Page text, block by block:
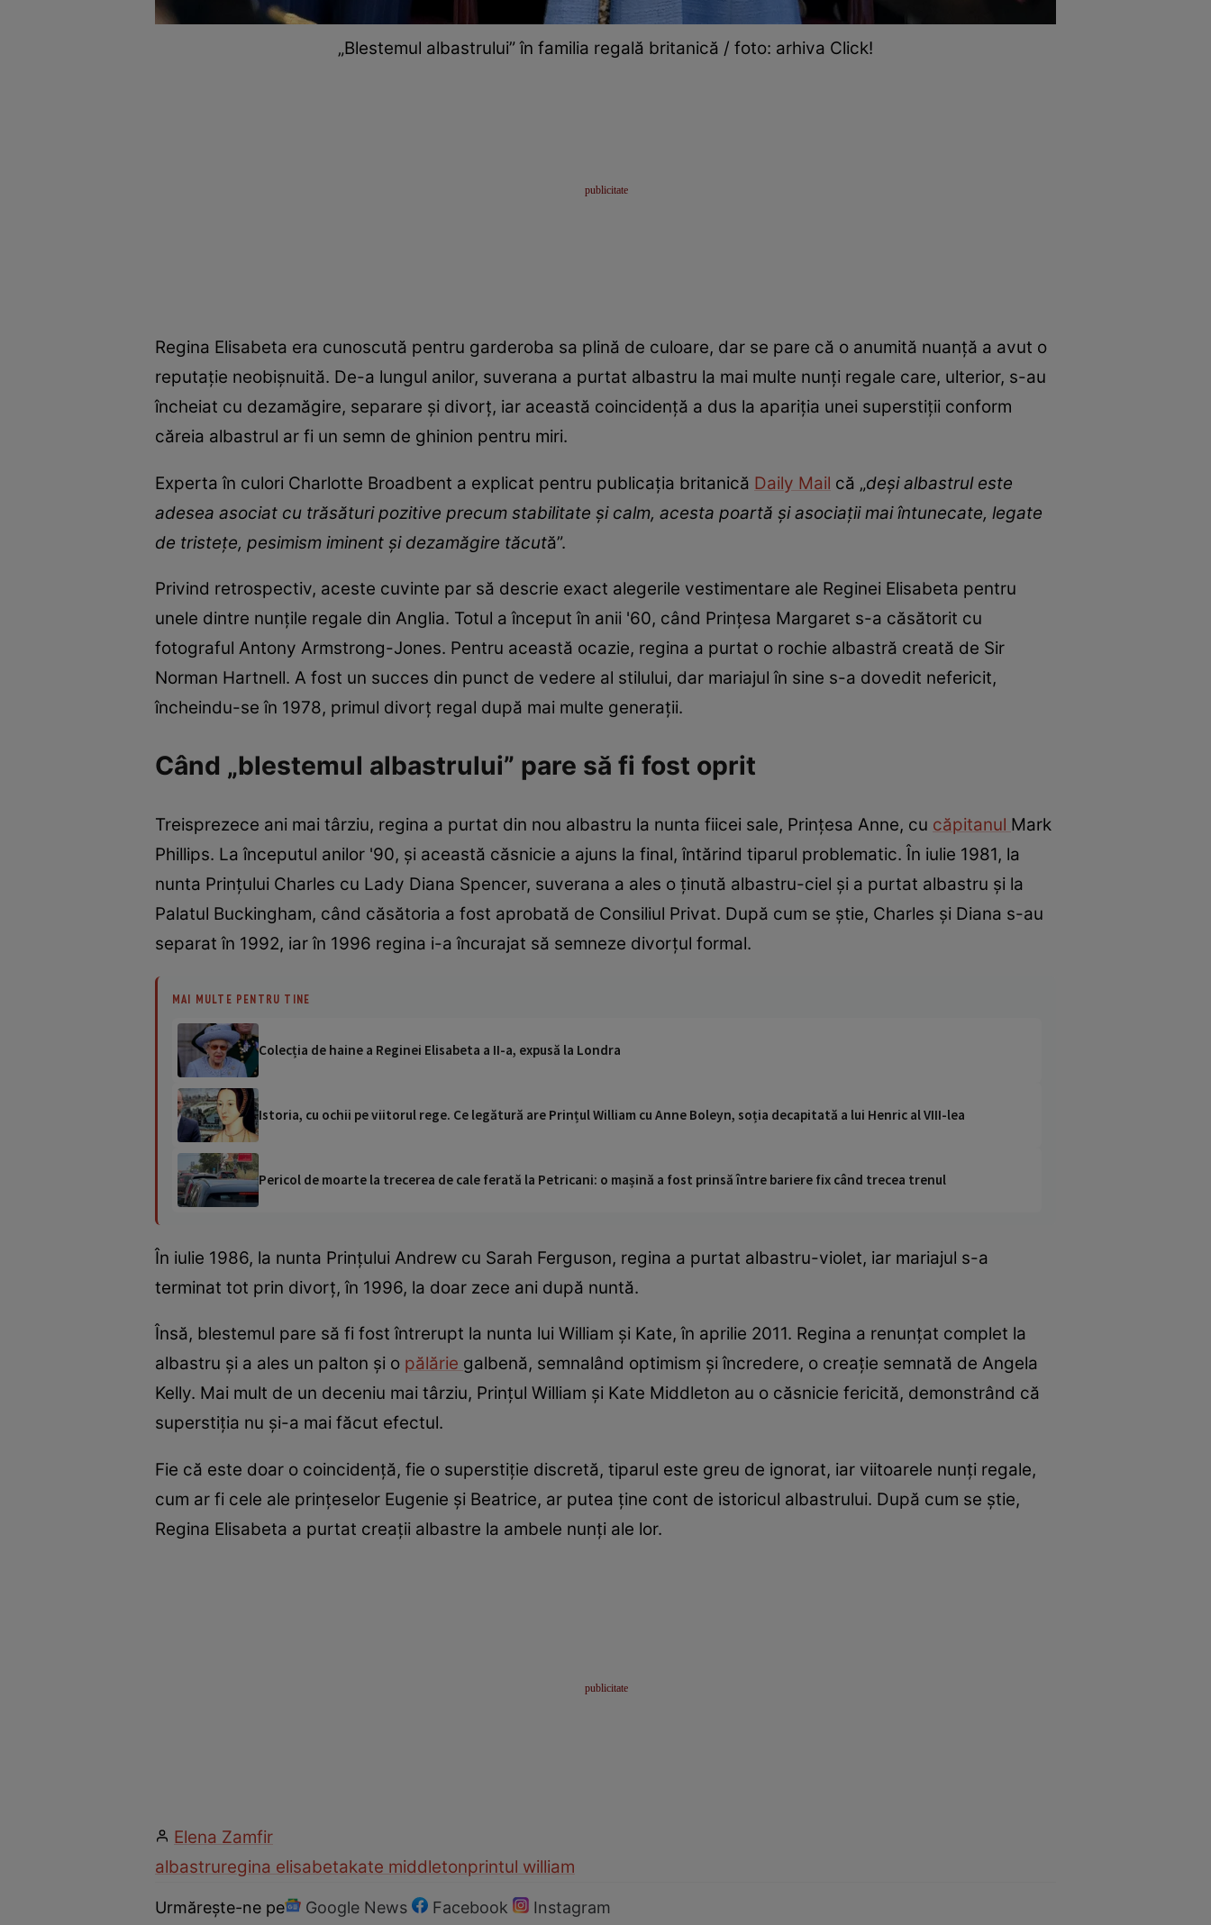
„Blestemul albastrului” în familia regală britanică / foto: arhiva Click!
Regina Elisabeta era cunoscută pentru garderoba sa plină de culoare, dar se pare că o anumită nuanță a avut o
reputație neobișnuită. De-a lungul anilor, suverana a purtat albastru la mai multe nunți regale care, ulterior, s-au
încheiat cu dezamăgire, separare și divorț, iar această coincidență a dus la apariția unei superstiții conform
căreia albastrul ar fi un semn de ghinion pentru miri.
Experta în culori Charlotte Broadbent a explicat pentru publicația britanică Daily Mail că „deși albastrul este
adesea asociat cu trăsături pozitive precum stabilitate și calm, acesta poartă și asociații mai întunecate, legate
de tristețe, pesimism iminent și dezamăgire tăcută”.
Privind retrospectiv, aceste cuvinte par să descrie exact alegerile vestimentare ale Reginei Elisabeta pentru
unele dintre nunțile regale din Anglia. Totul a început în anii '60, când Prințesa Margaret s-a căsătorit cu
fotograful Antony Armstrong-Jones. Pentru această ocazie, regina a purtat o rochie albastră creată de Sir
Norman Hartnell. A fost un succes din punct de vedere al stilului, dar mariajul în sine s-a dovedit nefericit,
încheindu-se în 1978, primul divorț regal după mai multe generații.
Când „blestemul albastrului” pare să fi fost oprit
Treisprezece ani mai târziu, regina a purtat din nou albastru la nunta fiicei sale, Prințesa Anne, cu căpitanul Mark
Phillips. La începutul anilor '90, și această căsnicie a ajuns la final, întărind tiparul problematic. În iulie 1981, la
nunta Prințului Charles cu Lady Diana Spencer, suverana a ales o ținută albastru-ciel și a purtat albastru și la
Palatul Buckingham, când căsătoria a fost aprobată de Consiliul Privat. După cum se știe, Charles și Diana s-au
separat în 1992, iar în 1996 regina i-a încurajat să semneze divorțul formal.
MAI MULTE PENTRU TINE
Colecția de haine a Reginei Elisabeta a II-a, expusă la Londra
Istoria, cu ochii pe viitorul rege. Ce legătură are Prințul William cu Anne Boleyn, soția decapitată a lui Henric al VIII-lea
Pericol de moarte la trecerea de cale ferată la Petricani: o mașină a fost prinsă între bariere fix când trecea trenul
În iulie 1986, la nunta Prințului Andrew cu Sarah Ferguson, regina a purtat albastru-violet, iar mariajul s-a
terminat tot prin divorț, în 1996, la doar zece ani după nuntă.
Însă, blestemul pare să fi fost întrerupt la nunta lui William și Kate, în aprilie 2011. Regina a renunțat complet la
albastru și a ales un palton și o pălărie galbenă, semnalând optimism și încredere, o creație semnată de Angela
Kelly. Mai mult de un deceniu mai târziu, Prințul William și Kate Middleton au o căsnicie fericită, demonstrând că
superstiția nu și-a mai făcut efectul.
Fie că este doar o coincidență, fie o superstiție discretă, tiparul este greu de ignorat, iar viitoarele nunți regale,
cum ar fi cele ale prințeselor Eugenie și Beatrice, ar putea ține cont de istoricul albastrului. După cum se știe,
Regina Elisabeta a purtat creații albastre la ambele nunți ale lor.
Elena Zamfir
albastruregina elisabetakate middletonprintul william
Urmărește-ne pe Google News Facebook Instagram